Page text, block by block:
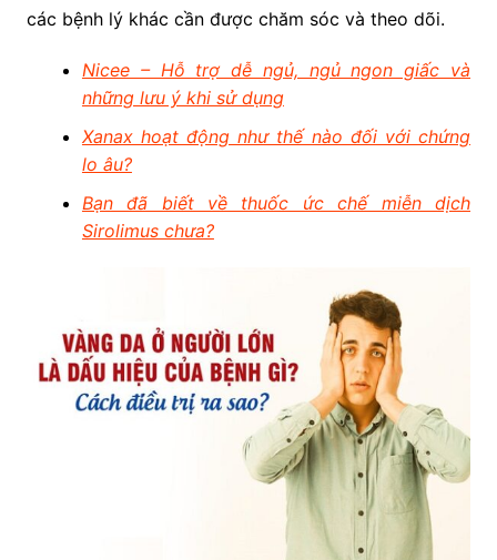
các bệnh lý khác cần được chăm sóc và theo dõi.
Nicee – Hỗ trợ dễ ngủ, ngủ ngon giấc và
những lưu ý khi sử dụng
Xanax hoạt động như thế nào đối với chứng
lo âu?
Bạn đã biết về thuốc ức chế miễn dịch
Sirolimus chưa?